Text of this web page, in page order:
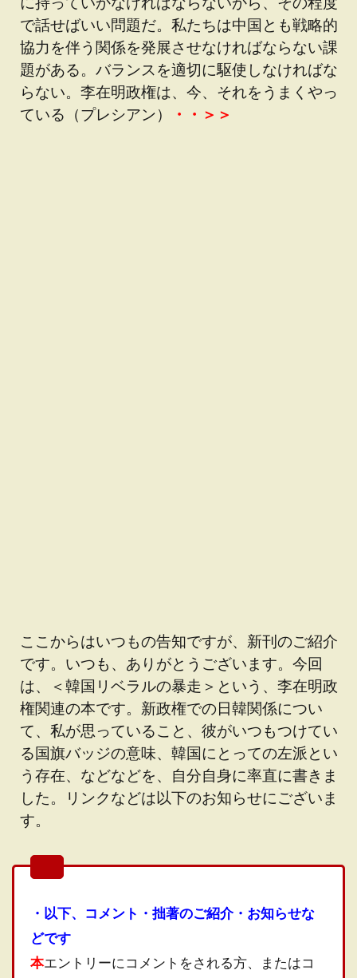
で話せばいい問題だ。私たちは中国とも戦略的
協力を伴う関係を発展させなければならない課
題がある。バランスを適切に駆使しなければな
らない。李在明政権は、今、それをうまくやっ
ている（プレシアン）
・・＞＞
ここからはいつもの告知ですが、新刊のご紹介
です。いつも、ありがとうございます。今回
は、＜韓国リベラルの暴走＞という、李在明政
権関連の本です。新政権での日韓関係につい
て、私が思っていること、彼がいつもつけてい
る国旗バッジの意味、韓国にとっての左派とい
う存在、などなどを、自分自身に率直に書きま
した。リンクなどは以下のお知らせにございま
す。
・以下、コメント・拙著のご紹介・お知らせな
どです
本エントリーにコメントをされる方、またはコ